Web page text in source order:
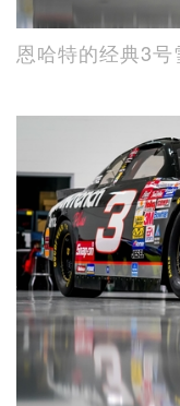
恩哈特的经典3